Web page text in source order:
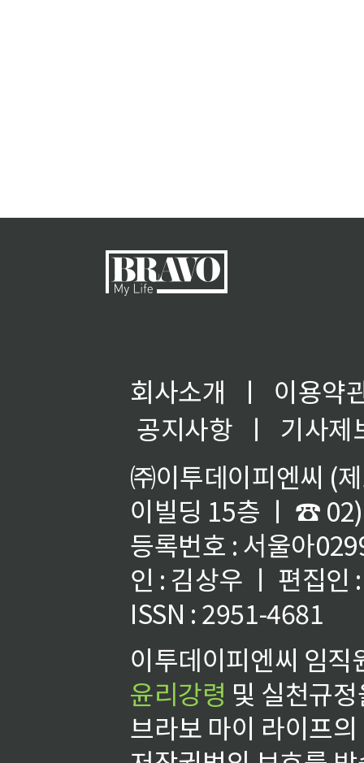
회사소개 ㅣ
이용약
공지사항
ㅣ
기사제
㈜이투데이피엔씨 (
이빌딩 15층 ㅣ ☎
등록번호 : 서울아
인 : 김상우 ㅣ 편집인
ISSN : 2951-4681
이투데이피엔씨 임
윤리강령 및 실천규
브라보 마이 라이프